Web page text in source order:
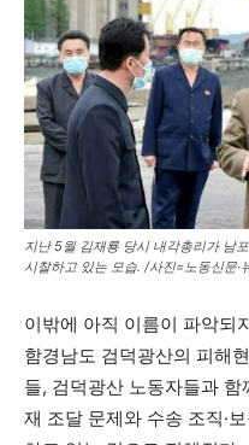
지난 5월 김재룡 당시 내각총리가 남
시찰하고 있는 모습. /사진=노동신문·
이밖에 아직 이름이 파악되
함경남도 검덕광산의 피해
들, 검덕광산 노동자들과
재 조달 문제와 수송 조직·